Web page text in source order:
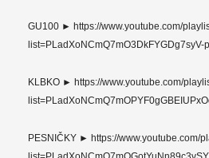
GU100 ► https://www.youtube.com/
list=PLadXoNCmQ7mO3DkFYGDg7syV-
KLBKO ► https://www.youtube.com/
PESNIČKY ► https://www.youtube.com/